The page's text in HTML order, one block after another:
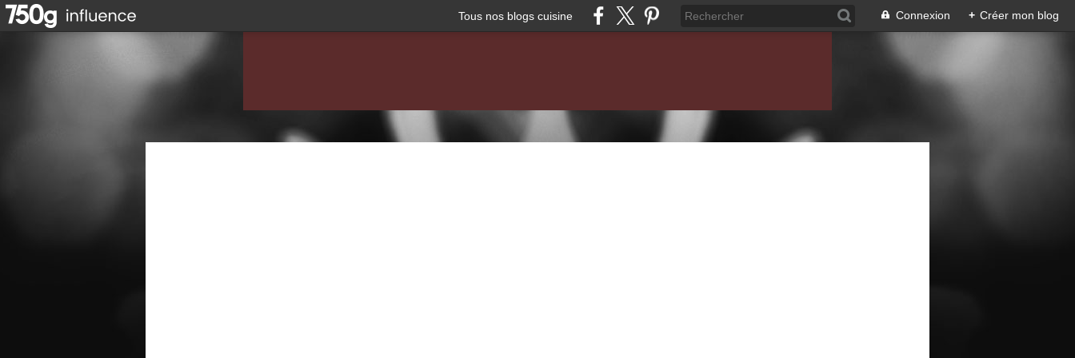
Tous nos blogs cuisine Connexion + Créer mon blog